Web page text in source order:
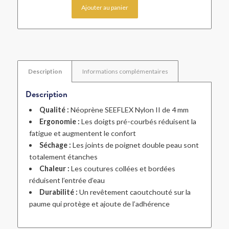
Ajouter au panier
Description Informations complémentaires
Description
Qualité : Néoprène SEEFLEX Nylon II de 4 mm
Ergonomie : Les doigts pré-courbés réduisent la
fatigue et augmentent le confort
Séchage : Les joints de poignet double peau sont
totalement étanches
Chaleur : Les coutures collées et bordées
réduisent l’entrée d’eau
Durabilité : Un revêtement caoutchouté sur la
paume qui protège et ajoute de l’adhérence